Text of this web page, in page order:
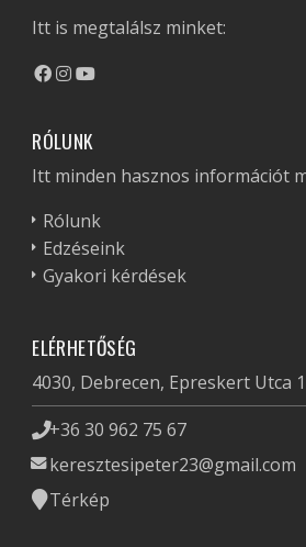
Itt is megtalálsz minket:
RÓLUNK
Itt minden hasznos információt
Rólunk
Edzéseink
Gyakori kérdések
ELÉRHETŐSÉG
4030, Debrecen, Epreskert Utca 1
+36 30 962 75 67
keresztesipeter23@gmail.com
Térkép